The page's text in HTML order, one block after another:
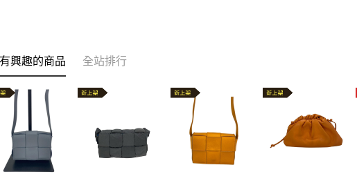
興趣的商品 全站排行